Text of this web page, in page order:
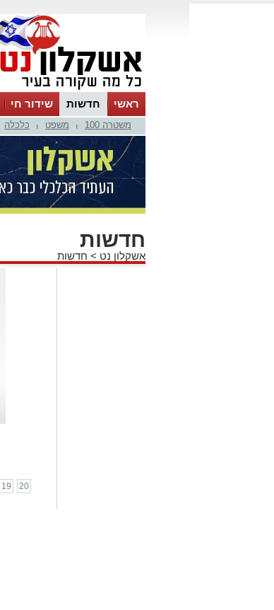
ראשי חדשות שידור חי
משטרה 100 משפט כלכלה
חדשות
אשקלון נט > חדשות
19
20